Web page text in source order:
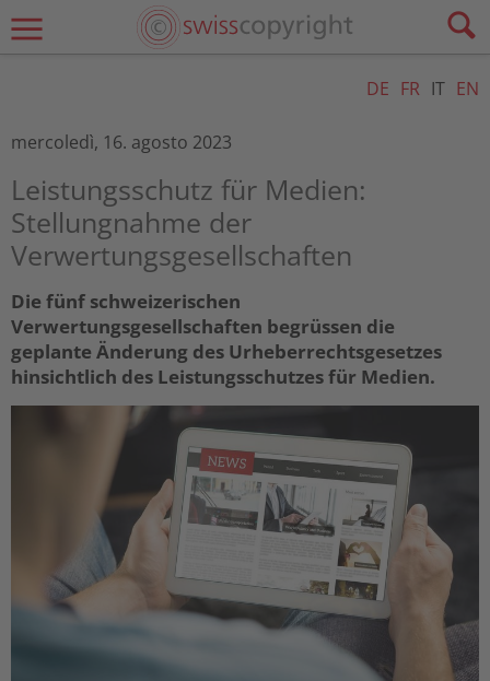
DE FR IT EN
mercoledì, 16. agosto 2023
Leistungsschutz für Medien:
Stellungnahme der
Verwertungsgesellschaften
Die fünf schweizerischen
Verwertungsgesellschaften begrüssen die
geplante Änderung des Urheberrechtsgesetzes
hinsichtlich des Leistungsschutzes für Medien.